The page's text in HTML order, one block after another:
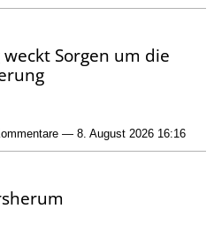
Sorgen um die
— 8. August 2026 16:16